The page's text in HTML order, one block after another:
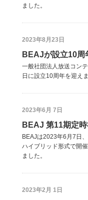
ました。
2023年8月23日
BEAJが設立10周
一般社団法人放送コン
日に設立10周年を迎えま
2023年6月 7日
BEAJ 第11期定
BEAJは2023年6月7日
ハイブリッド形式で開
ました。
2023年2月 1日